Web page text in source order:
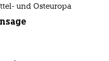
und Osteuropa